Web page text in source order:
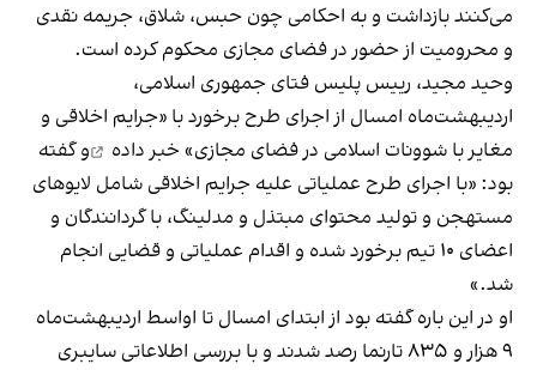
می‌کنند بازداشت و به احکامی چون حبس، شلاق، جریمه نقدی
و محرومیت از حضور در فضای مجازی محکوم کرده است.
وحید مجید، رییس پلیس فتای جمهوری اسلامی،
اردیبهشت‌ماه امسال از اجرای طرح برخورد با «جرایم اخلاقی و
مغایر با شوونات اسلامی در فضای مجازی»خبر داده
و گفته
بود: «با اجرای طرح عملیاتی علیه جرایم اخلاقی شامل لایوهای
مستهجن و تولید محتوای مبتذل و مدلینگ، با گردانندگان و
اعضای ۱۰ تیم برخورد شده و اقدام عملیاتی و قضایی انجام
شد.»
او در این باره گفته بود از ابتدای امسال تا اواسط اردیبهشت‌ماه
۹ هزار و ۸۳۵ تارنما رصد شدند و با بررسی اطلاعاتی سایبری